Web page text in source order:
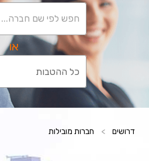
או
כל ההטבות
דרושים > חברות מובילות